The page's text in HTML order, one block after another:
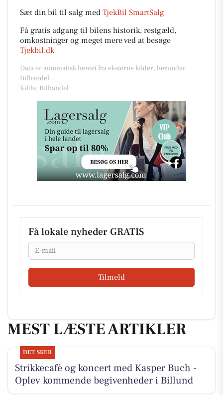
Sæt din bil til salg med TjekBil SmartSalg
Få gratis adgang til bilens historik, restgæld,
omkostninger og meget mere ved at besøge
Tjekbil.dk
Data er automatisk hentet fra eksterne kilder, herunder
Bilhandel.
Kilde: Bilhandel
Få lokale nyheder GRATIS
Email
Tilmeld
MEST LÆSTE ARTIKLER
DET SKER
Strikkecafé og koncert med Kasper Buch -
Oplev kommende begivenheder i Billund